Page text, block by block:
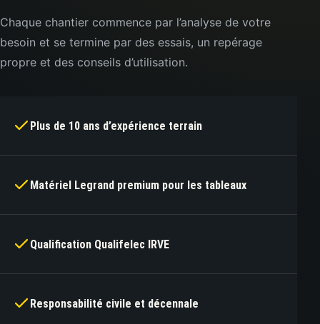
Chaque chantier commence par l’analyse de votre
besoin et se termine par des essais, un repérage
propre et des conseils d’utilisation.
Plus de 10 ans d’expérience terrain
Matériel Legrand premium pour les tableaux
Qualification Qualifelec IRVE
Responsabilité civile et décennale